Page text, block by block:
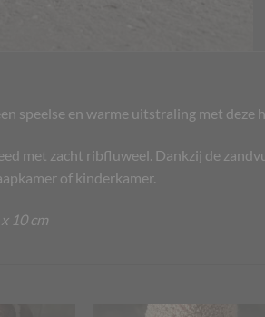
speelse en warme uitstraling met
met zacht ribfluweel. Dankzij de
of kinderkamer.
10 cm